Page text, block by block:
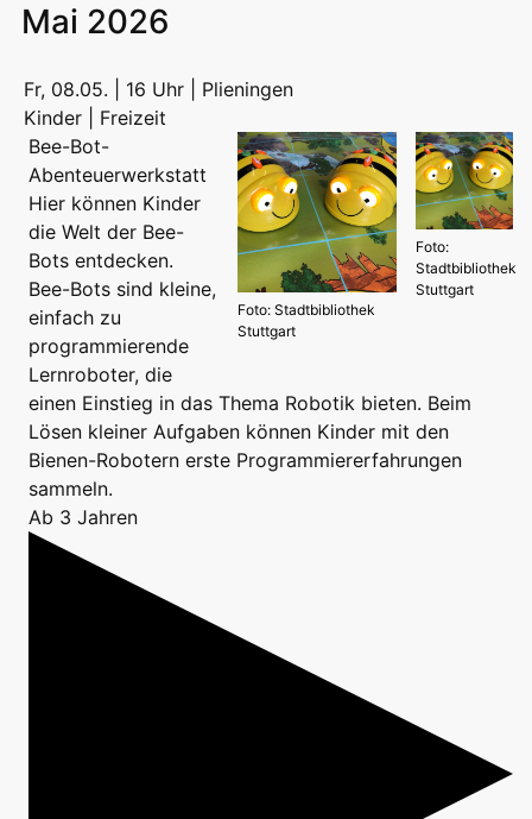
Mai 2026
Fr, 08.05. | 16 Uhr | Plieningen
Kinder | Freizeit
Foto:
Stadtbibliothek
Stuttgart
Foto: Stadtbibliothek
Stuttgart
Bee-Bot-
Abenteuerwerkstatt
Hier können Kinder
die Welt der Bee-
Bots entdecken.
Bee-Bots sind kleine,
einfach zu
programmierende
Lernroboter, die
einen Einstieg in das Thema Robotik bieten. Beim
Lösen kleiner Aufgaben können Kinder mit den
Bienen-Robotern erste Programmiererfahrungen
sammeln.
Ab 3 Jahren